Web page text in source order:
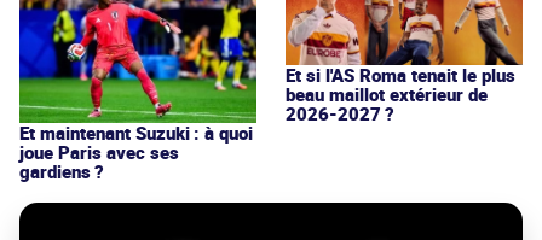
Et maintenant Suzuki : à quoi
joue Paris avec ses
gardiens ?
Et si l'AS Roma tenait le plus
beau maillot extérieur de
2026-2027 ?